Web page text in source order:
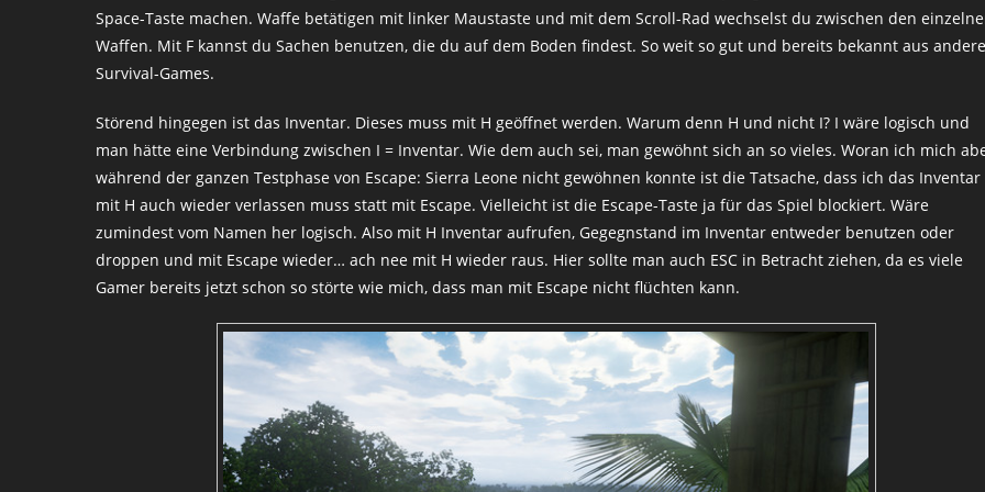
Space-Taste machen. Waffe betätigen mit linker Maustaste und mit dem Scroll-Rad wechselst du zwischen den
Waffen. Mit F kannst du Sachen benutzen, die du auf dem Boden findest. So weit so gut und bereits bekannt aus
Survival-Games.
Störend hingegen ist das Inventar. Dieses muss mit H geöffnet werden. Warum denn H und nicht I? I wäre logisch und
man hätte eine Verbindung zwischen I = Inventar. Wie dem auch sei, man gewöhnt sich an so vieles. Woran ich mich
während der ganzen Testphase von Escape: Sierra Leone nicht gewöhnen konnte ist die Tatsache, dass ich das Inventar
mit H auch wieder verlassen muss statt mit Escape. Vielleicht ist die Escape-Taste ja für das Spiel blockiert. Wäre
zumindest vom Namen her logisch. Also mit H Inventar aufrufen, Gegegnstand im Inventar entweder benutzen oder
droppen und mit Escape wieder… ach nee mit H wieder raus. Hier sollte man auch ESC in Betracht ziehen, da es viele
Gamer bereits jetzt schon so störte wie mich, dass man mit Escape nicht flüchten kann.